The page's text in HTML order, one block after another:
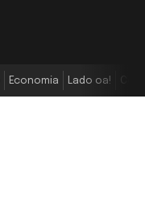
Economia Lado oa!